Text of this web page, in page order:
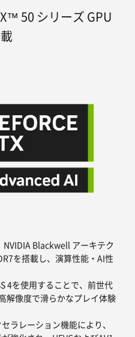
50 シリーズ GPU
Blackwell アーキテク
を搭載し、演算性能・AI性
4を使用することで、前世代
解像度で滑らかなプレイ体験
ラレーション機能により、